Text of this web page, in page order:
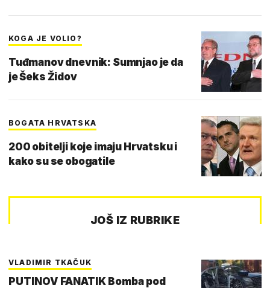
KOGA JE VOLIO?
Tuđmanov dnevnik: Sumnjao je da
je Šeks Židov
BOGATA HRVATSKA
200 obitelji koje imaju Hrvatsku i
kako su se obogatile
JOŠ IZ RUBRIKE
VLADIMIR TKAČUK
PUTINOV FANATIK Bomba pod